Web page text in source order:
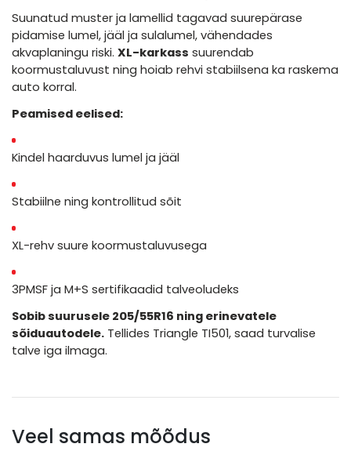
Suunatud muster ja lamellid tagavad suurepärase
pidamise lumel, jääl ja sulalumel, vähendades
akvaplaningu riski. XL-karkass suurendab
koormustaluvust ning hoiab rehvi stabiilsena ka raskema
auto korral.
Peamised eelised:
Kindel haarduvus lumel ja jääl
Stabiilne ning kontrollitud sõit
XL-rehv suure koormustaluvusega
3PMSF ja M+S sertifikaadid talveoludeks
Sobib suurusele 205/55R16 ning erinevatele
sõiduautodele. Tellides Triangle TI501, saad turvalise
talve iga ilmaga.
Veel samas mõõdus